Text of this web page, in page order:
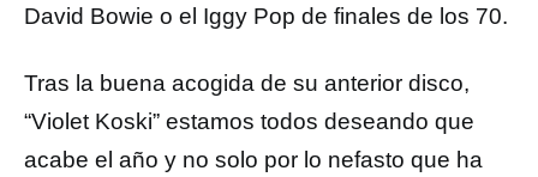
David Bowie o el Iggy Pop de finales de los 70.
Tras la buena acogida de su anterior disco,
“Violet Koski” estamos todos deseando que
acabe el año y no solo por lo nefasto que ha